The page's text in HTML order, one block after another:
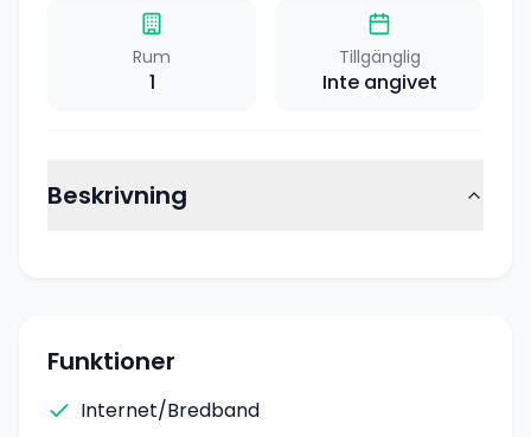
Rum
1
Tillgänglig
Inte angivet
Beskrivning
Funktioner
Internet/Bredband